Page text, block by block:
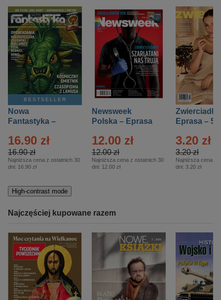
BESTSELLER
Nowa
Fantastyka –
16.90 zł
16.90 zł
Najniższa cena z ostatnich 30
dni: 16.90 zł
Newsweek
Polska – Eprasa
12.00 zł
12.00 zł
Najniższa cena z ostatnich 30
dni: 12.00 zł
Zwierciadło
Eprasa – 5/
3.20 zł
3.20 zł
Najniższa cena z
dni: 3.20 zł
High-contrast mode
Najczęściej kupowane razem